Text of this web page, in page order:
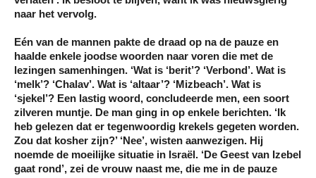
naar het vervolg.
Eén van de mannen pakte de draad op na de pauze en
haalde enkele joodse woorden naar voren die met de
lezingen samenhingen. ‘Wat is ‘berit’? ‘Verbond’. Wat is
‘melk’? ‘Chalav’. Wat is ‘altaar’? ‘Mizbeach’. Wat is
‘sjekel’? Een lastig woord, concludeerde men, een soort
zilveren muntje. De man ging in op enkele berichten. ‘Ik
heb gelezen dat er tegenwoordig krekels gegeten worden.
Zou dat kosher zijn?’ ‘Nee’, wisten aanwezigen. Hij
noemde de moeilijke situatie in Israël. ‘De Geest van Izebel
gaat rond’, zei de vrouw naast me, die me in de pauze